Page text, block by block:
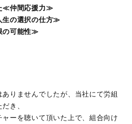
≪仲間応援力≫
の選択の仕方≫
の可能性≫
りませんでしたが、当社にて労組
き、
ーを聴いて頂いた上で、組合向け